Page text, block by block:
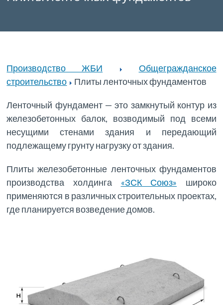
Производство ЖБИ
Общегражданское
строительство
Плиты ленточных фундаментов
Ленточный фундамент — это замкнутый контур из
железобетонных балок, возводимый под всеми
несущими стенами здания и передающий
подлежащему грунту нагрузку от здания.
Плиты железобетонные ленточных фундаментов
производства холдинга «ЗСК Союз» широко
применяются в различных строительных проектах,
где планируется возведение домов.